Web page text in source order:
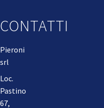
CONTATTI
Pieroni
srl
Loc.
Pastino
67,